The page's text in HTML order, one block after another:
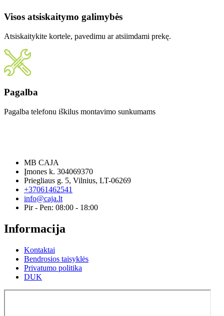
Visos atsiskaitymo galimybės
Atsiskaitykite kortele, pavedimu ar atsiimdami prekę.
Pagalba
Pagalba telefonu iškilus montavimo sunkumams
MB CAJA
Įmones k. 304069370
Priegliaus g. 5, Vilnius, LT-06269
+37061462541
info@caja.lt
Pir - Pen: 08:00 - 18:00
Informacija
Kontaktai
Bendrosios taisyklės
Privatumo politika
DUK